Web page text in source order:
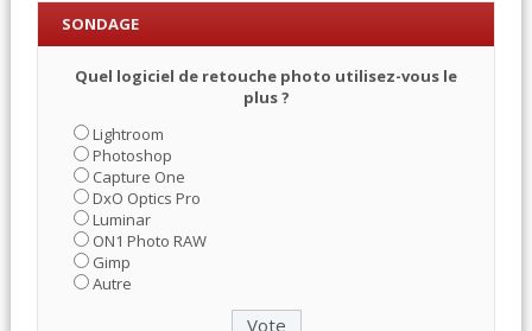
SONDAGE
Quel logiciel de retouche photo utilisez-vous le
plus ?
Lightroom
Photoshop
Capture One
DxO Optics Pro
Luminar
ON1 Photo RAW
Gimp
Autre